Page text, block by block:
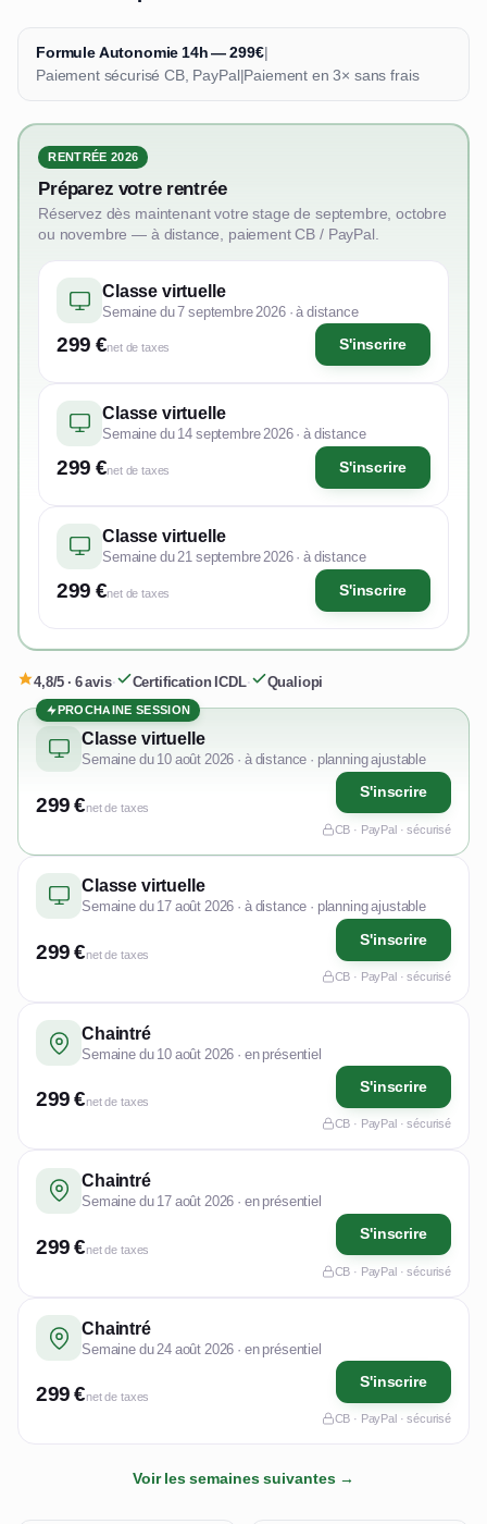
Formule Autonomie 14h — 299€|
Paiement sécurisé CB, PayPal|Paiement en 3× sans frais
RENTRÉE 2026
Préparez votre rentrée
Réservez dès maintenant votre stage de septembre, octobre
ou novembre — à distance, paiement CB / PayPal.
Classe virtuelle
Semaine du 7 septembre 2026 · à distance
299 €net de taxes S'inscrire
Classe virtuelle
Semaine du 14 septembre 2026 · à distance
299 €net de taxes S'inscrire
Classe virtuelle
Semaine du 21 septembre 2026 · à distance
299 €net de taxes S'inscrire
4,8/5 · 6 avis· Certification ICDL· Qualiopi
PROCHAINE SESSION
Classe virtuelle
Semaine du 10 août 2026 · à distance · planning ajustable
299 €net de taxes
S'inscrire
CB · PayPal · sécurisé
Classe virtuelle
Semaine du 17 août 2026 · à distance · planning ajustable
299 €net de taxes
S'inscrire
CB · PayPal · sécurisé
Chaintré
Semaine du 10 août 2026 · en présentiel
299 €net de taxes
S'inscrire
CB · PayPal · sécurisé
Chaintré
Semaine du 17 août 2026 · en présentiel
299 €net de taxes
S'inscrire
CB · PayPal · sécurisé
Chaintré
Semaine du 24 août 2026 · en présentiel
299 €net de taxes
S'inscrire
CB · PayPal · sécurisé
Voir les semaines suivantes →